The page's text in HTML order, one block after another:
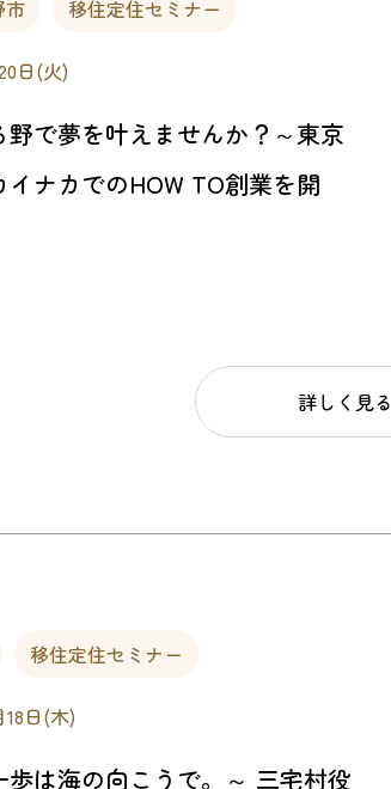
市 移住定住セミナー
日(火)
野で夢を叶えませんか？～東京
イナカでのHOW TO創業を開
詳しく見る
移住定住セミナー
18日(木)
歩は海の向こうで。～ 三宅村役